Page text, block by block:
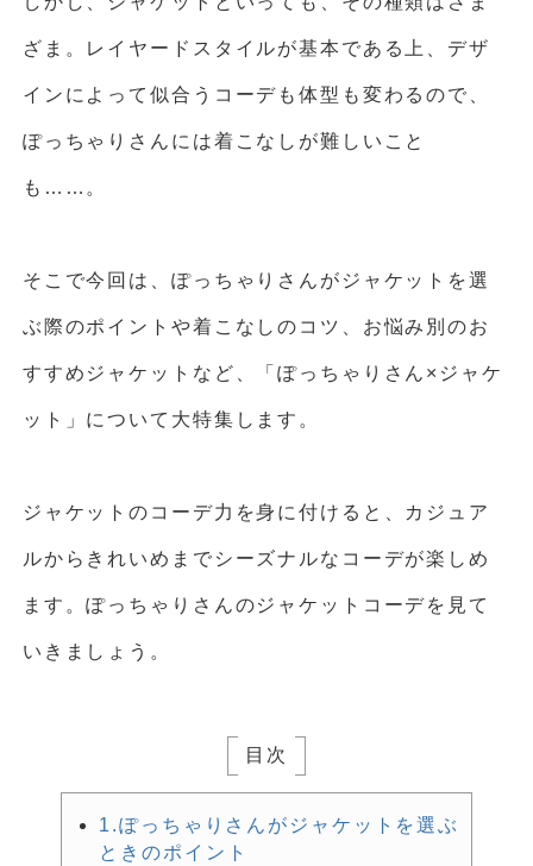
ざま。レイヤードスタイルが基本である上、デザ
インによって似合うコーデも体型も変わるので、
ぽっちゃりさんには着こなしが難しいこと
も……。
そこで今回は、ぽっちゃりさんがジャケットを選
ぶ際のポイントや着こなしのコツ、お悩み別のお
すすめジャケットなど、「ぽっちゃりさん×ジャケ
ット」について大特集します。
ジャケットのコーデ力を身に付けると、カジュア
ルからきれいめまでシーズナルなコーデが楽しめ
ます。ぽっちゃりさんのジャケットコーデを見て
いきましょう。
目次
1.ぽっちゃりさんがジャケットを選ぶ
ときのポイント